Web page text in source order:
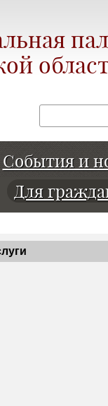
События и
Для